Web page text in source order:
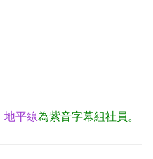
地平線為紫音字幕組社員。